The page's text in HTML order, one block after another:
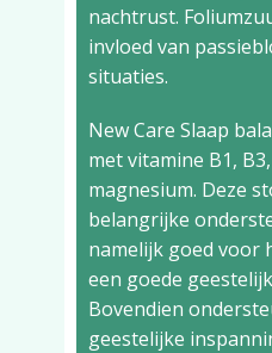
nachtrust.
invloed van
situaties.
New Care Slaap
met vitamine B1,
magnesium. Deze
belangrijke
namelijk goed voor
een goede
Bovendien
geestelijke